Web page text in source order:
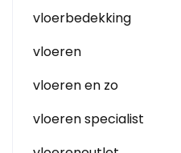
vloerbedekking
vloeren
vloeren en zo
vloeren specialist